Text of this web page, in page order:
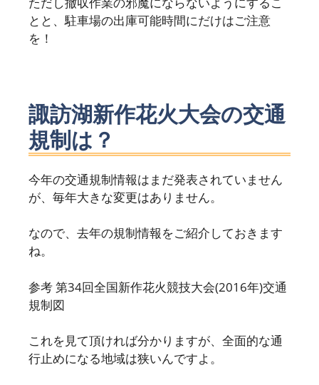
とと、駐車場の出庫可能時間にだけはご注意
を！
諏訪湖新作花火大会の交通
規制は？
今年の交通規制情報はまだ発表されていません
が、毎年大きな変更はありません。
なので、去年の規制情報をご紹介しておきます
ね。
参考第34回全国新作花火競技大会(2016年)交通
規制図
これを見て頂ければ分かりますが、全面的な通
行止めになる地域は狭いんですよ。